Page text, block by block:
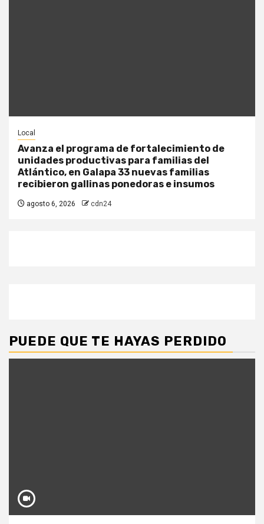
Local
Avanza el programa de fortalecimiento de
unidades productivas para familias del
Atlántico, en Galapa 33 nuevas familias
recibieron gallinas ponedoras e insumos
agosto 6, 2026 cdn24
PUEDE QUE TE HAYAS PERDIDO